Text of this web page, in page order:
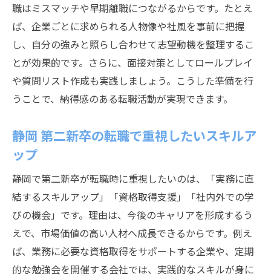
職はミスマッチや早期離職につながるからです。たとえ
ば、企業ごとに求められる人物像や社風を事前に把握
し、自分の強みと照らし合わせて志望動機を整理するこ
とが効果的です。さらに、面接対策としてロールプレイ
や質問リスト作成も実践しましょう。こうした準備を行
うことで、納得感のある転職活動が実現できます。
静岡 第二新卒の転職で重視したいスキルア
ップ
静岡で第二新卒が転職時に重視したいのは、「実務に直
結するスキルアップ」「資格取得支援」「社内外での学
びの機会」です。理由は、今後のキャリアを形成するう
えで、市場価値の高い人材へ成長できるからです。例え
ば、業務に必要な資格取得をサポートする企業や、定期
的な勉強会を開催する会社では、実践的なスキルが身に